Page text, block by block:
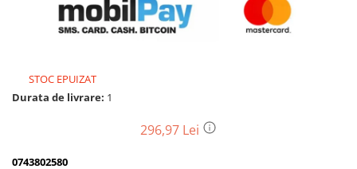
Drujbe pe benzina
Drujbe cu acumulator
electrice
Drujbe electrice
Mori cereale si batoze porumb
Batoze - mori desfacat porumb
STOC EPUIZAT
Durata de livrare: 1
296,97 Lei
0743802580